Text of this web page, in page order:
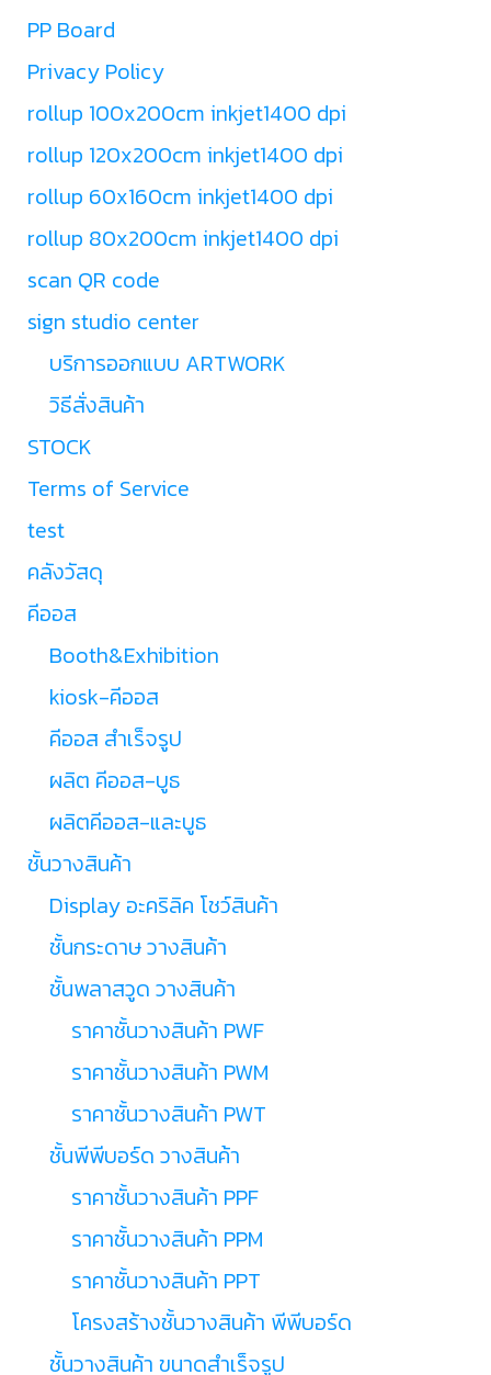
PP Board
Privacy Policy
rollup 100x200cm inkjet1400 dpi
rollup 120x200cm inkjet1400 dpi
rollup 60x160cm inkjet1400 dpi
rollup 80x200cm inkjet1400 dpi
scan QR code
sign studio center
บริการออกแบบ ARTWORK
วิธีสั่งสินค้า
STOCK
Terms of Service
test
คลังวัสดุ
คีออส
Booth&Exhibition
kiosk-คีออส
คีออส สำเร็จรูป
ผลิต คีออส-บูธ
ผลิตคีออส-และบูธ
ชั้นวางสินค้า
Display อะคริลิค โชว์สินค้า
ชั้นกระดาษ วางสินค้า
ชั้นพลาสวูด วางสินค้า
ราคาชั้นวางสินค้า PWF
ราคาชั้นวางสินค้า PWM
ราคาชั้นวางสินค้า PWT
ชั้นพีพีบอร์ด วางสินค้า
ราคาชั้นวางสินค้า PPF
ราคาชั้นวางสินค้า PPM
ราคาชั้นวางสินค้า PPT
โครงสร้างชั้นวางสินค้า พีพีบอร์ด
ชั้นวางสินค้า ขนาดสำเร็จรูป